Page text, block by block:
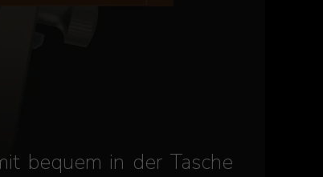
bequem in der Tasche